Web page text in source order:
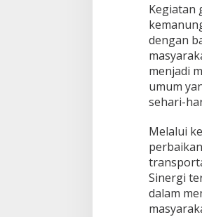
Kegiatan
dengan
menjadi
umum
sehari-
Melalui
Sinergi
dalam